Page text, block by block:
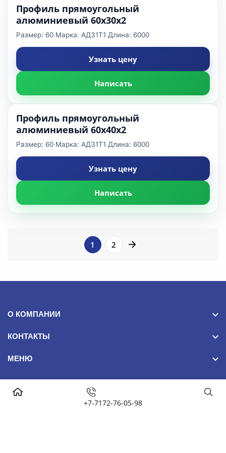
+7-7172-76-05-98
Профиль прямоугольный
алюминиевый 60x30x2
Размер: 60·Марка: АД31Т1·Длина: 6000
Узнать цену
Написать
Профиль прямоугольный
алюминиевый 60x40x2
Размер: 60·Марка: АД31Т1·Длина: 6000
Узнать цену
Написать
1 2
О КОМПАНИИ
КОНТАКТЫ
МЕНЮ
NomadSteel 2024© Все права защищены. False